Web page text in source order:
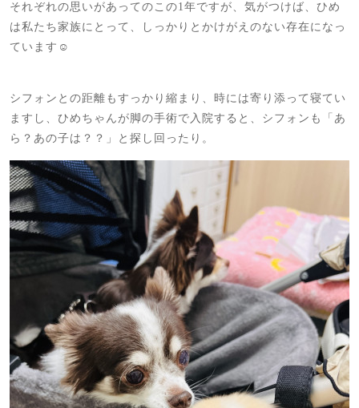
それぞれの思いがあってのこの1年ですが、気がつけば、ひめ
は私たち家族にとって、しっかりとかけがえのない存在になっ
ています☺️
シフォンとの距離もすっかり縮まり、時には寄り添って寝てい
ますし、ひめちゃんが脚の手術で入院すると、シフォンも「あ
ら？あの子は？？」と探し回ったり。